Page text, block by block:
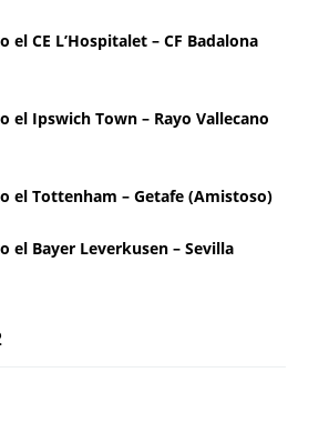
el CE L’Hospitalet – CF Badalona
el Ipswich Town – Rayo Vallecano
el Tottenham – Getafe (Amistoso)
el Bayer Leverkusen – Sevilla